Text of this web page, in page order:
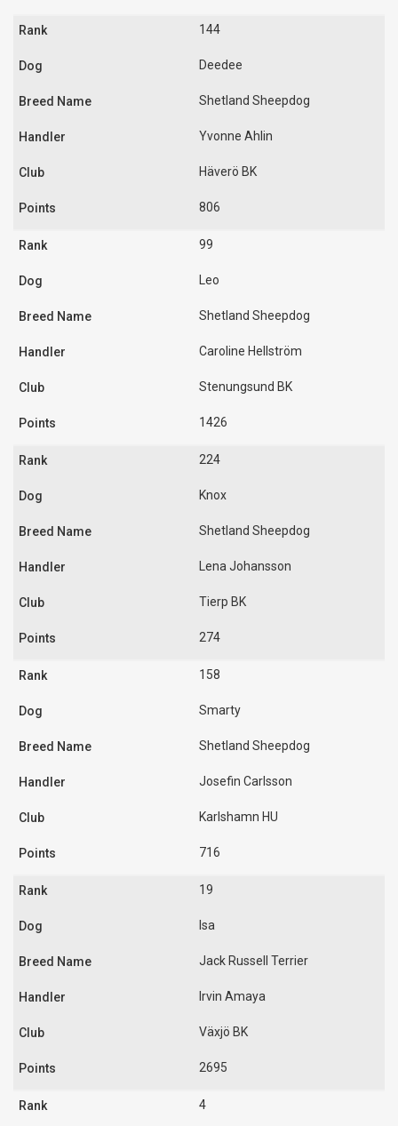
144
Deedee
Shetland Sheepdog
Yvonne Ahlin
Häverö BK
806
99
Leo
Shetland Sheepdog
Caroline Hellström
Stenungsund BK
1426
224
Knox
Shetland Sheepdog
Lena Johansson
Tierp BK
274
158
Smarty
Shetland Sheepdog
Josefin Carlsson
Karlshamn HU
716
19
Isa
Jack Russell Terrier
Irvin Amaya
Växjö BK
2695
4